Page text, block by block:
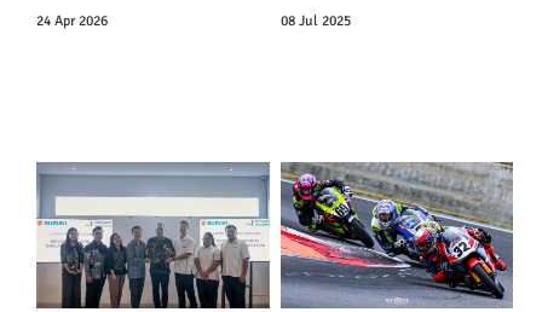
24 Apr 2026 08 Jul 2025